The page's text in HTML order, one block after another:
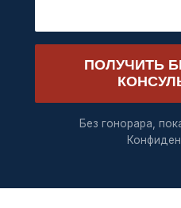
ПОЛУЧИТЬ
Без гонорара,